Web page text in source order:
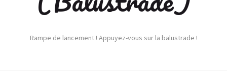
Rampe de lancement ! Appuyez-vous sur la balustrade !